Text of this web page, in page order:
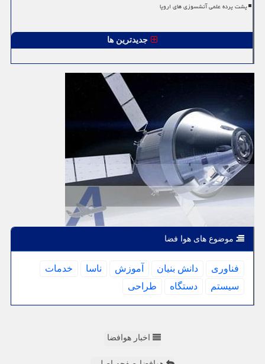
پشت پرده علمی آتشسوزی های اروپا
جدیدترین ها
موضوع های هوا فضا
فناوری دانش بنیان آموزش ناسا
خدمات
سیستم
دستگاه طراحی
اخبار هوافضا